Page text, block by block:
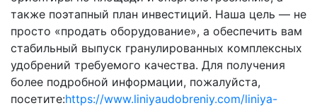
также поэтапный план инвестиций. Наша цель — не
просто «продать оборудование», а обеспечить вам
стабильный выпуск гранулированных комплексных
удобрений требуемого качества. Для получения
более подробной информации, пожалуйста,
посетите:https://www.liniyaudobreniy.com/liniya-